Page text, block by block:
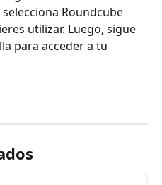
Roundcube
utilizar. Luego, sigue
para acceder a tu